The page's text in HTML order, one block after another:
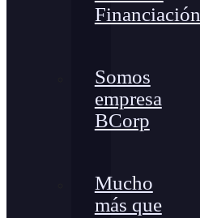
Financiación
Somos
empresa
BCorp
Mucho
más que